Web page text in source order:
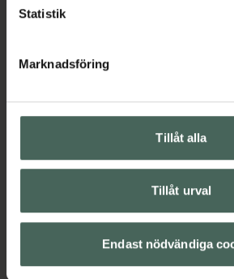
Statistik
Marknadsföring
Tillåt alla
Tillåt urval
Endast nödvändiga
datorn. Oavsett vem du är så är
hjälpa just dig att må lite bättre.
Handla tryggt
Leverans, betalning och retur
Kundklubb
Sajtens tillgänglighet
Köpvillkor